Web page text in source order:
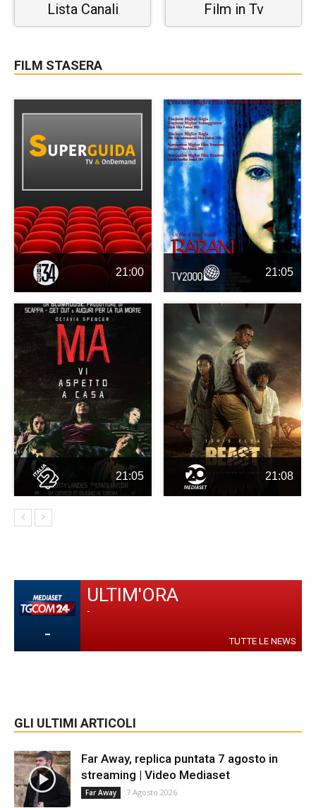
Lista Canali Film in Tv
FILM STASERA
21:00 21:05
21:05 21:08
-
ULTIM'ORA
-
TUTTE LE NEWS
GLI ULTIMI ARTICOLI
Far Away, replica puntata 7 agosto in
streaming | Video Mediaset
Far Away 7 Agosto 2026